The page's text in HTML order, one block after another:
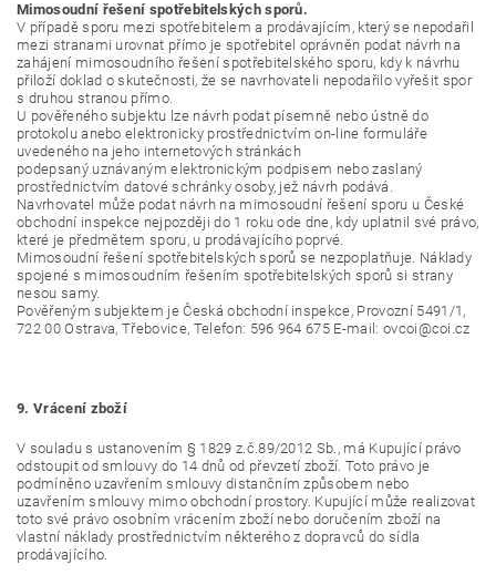
Mimosoudní řešení spotřebitelských sporů.
V případě sporu mezi spotřebitelem a prodávajícím, který se nepodařil
mezi stranami urovnat přímo je spotřebitel oprávněn podat návrh na
zahájení mimosoudního řešení spotřebitelského sporu, kdy k návrhu
přiloží doklad o skutečnosti, že se navrhovateli nepodařilo vyřešit spor
s druhou stranou přímo.
U pověřeného subjektu lze návrh podat písemně nebo ústně do
protokolu anebo elektronicky prostřednictvím on-line formuláře
uvedeného na jeho internetových stránkách
podepsaný uznávaným elektronickým podpisem nebo zaslaný
prostřednictvím datové schránky osoby, jež návrh podává.
Navrhovatel může podat návrh na mimosoudní řešení sporu u České
obchodní inspekce nejpozději do 1 roku ode dne, kdy uplatnil své právo,
které je předmětem sporu, u prodávajícího poprvé.
Mimosoudní řešení spotřebitelských sporů se nezpoplatňuje. Náklady
spojené s mimosoudním řešením spotřebitelských sporů si strany
nesou samy.
Pověřeným subjektem je Česká obchodní inspekce, Provozní 5491/1,
722 00 Ostrava, Třebovice, Telefon: 596 964 675 E-mail: ovcoi@coi.cz
9. Vrácení zboží
V souladu s ustanovením § 1829 z.č.89/2012 Sb., má Kupující právo
odstoupit od smlouvy do 14 dnů od převzetí zboží. Toto právo je
podmíněno uzavřením smlouvy distančním způsobem nebo
uzavřením smlouvy mimo obchodní prostory. Kupující může realizovat
toto své právo osobním vrácením zboží nebo doručením zboží na
vlastní náklady prostřednictvím některého z dopravců do sídla
prodávajícího.